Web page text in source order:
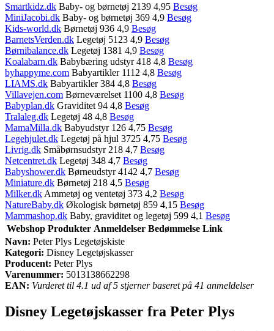
Smartkidz.dk Baby- og børnetøj 2139 4,95 Besøg
MiniJacobi.dk Baby- og børnetøj 369 4,9 Besøg
Kids-world.dk Børnetøj 936 4,9 Besøg
BarnetsVerden.dk Legetøj 5123 4,9 Besøg
Børnibalance.dk Legetøj 1381 4,9 Besøg
Koalabarn.dk Babybæring udstyr 418 4,8 Besøg
byhappyme.com Babyartikler 1112 4,8 Besøg
LIAMS.dk Babyartikler 384 4,8 Besøg
Villavejen.com Børneværelset 1100 4,8 Besøg
Babyplan.dk Graviditet 94 4,8 Besøg
Tralaleg.dk Legetøj 48 4,8 Besøg
MamaMilla.dk Babyudstyr 126 4,75 Besøg
Legehjulet.dk Legetøj på hjul 3725 4,75 Besøg
Livrig.dk Småbørnsudstyr 218 4,7 Besøg
Netcentret.dk Legetøj 348 4,7 Besøg
Babyshower.dk Børneudstyr 4142 4,7 Besøg
Miniature.dk Børnetøj 218 4,5 Besøg
Milker.dk Ammetøj og ventetøj 373 4,2 Besøg
NatureBaby.dk Økologisk børnetøj 859 4,15 Besøg
Mammashop.dk Baby, graviditet og legetøj 599 4,1 Besøg
Webshop Produkter Anmeldelser Bedømmelse Link
Navn: Peter Plys Legetøjskiste
Kategori: Disney Legetøjskasser
Producent: Peter Plys
Varenummer: 5013138662298
EAN: Vurderet til 4.1 ud af 5 stjerner baseret på 41 anmeldelser
Disney Legetøjskasser fra Peter Plys